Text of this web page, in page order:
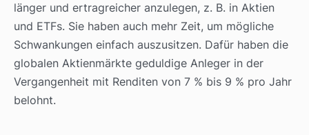
länger und ertragreicher anzulegen, z. B. in Aktien
und ETFs. Sie haben auch mehr Zeit, um mögliche
Schwankungen einfach auszusitzen. Dafür haben die
globalen Aktienmärkte geduldige Anleger in der
Vergangenheit mit Renditen von 7 % bis 9 % pro Jahr
belohnt.